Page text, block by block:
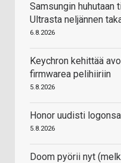
Samsungin huhutaan
Ultrasta neljännen
6.8.2026
Keychron kehittää
firmwarea pelihiiriin
5.8.2026
Honor uudisti logonsa
5.8.2026
Doom pyörii nyt